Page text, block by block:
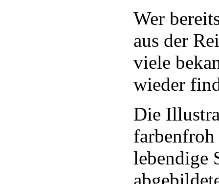
Wer
aus der
viele
wieder
Die
lebendige